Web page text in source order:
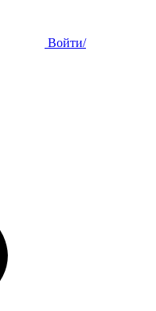
Войти/